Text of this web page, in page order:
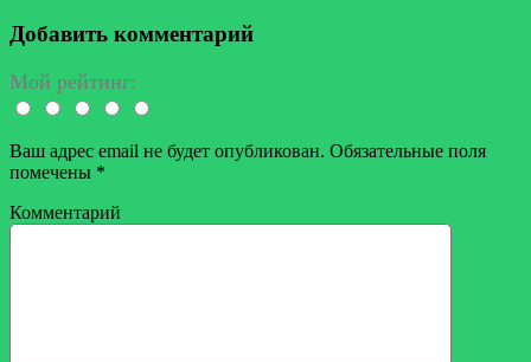
Добавить комментарий
Мой рейтинг:
Ваш адрес email не будет опубликован. Обязательные поля
помечены *
Комментарий